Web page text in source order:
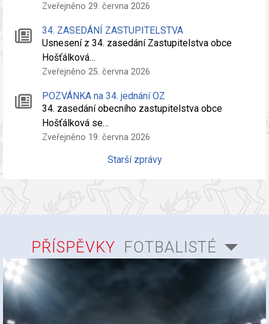
Zveřejněno 29. června 2026
34. ZASEDÁNÍ ZASTUPITELSTVA
Usnesení z 34. zasedání Zastupitelstva obce
Hošťálková…
Zveřejněno 25. června 2026
POZVÁNKA na 34. jednání OZ
34. zasedání obecního zastupitelstva obce
Hošťálková se…
Zveřejněno 19. června 2026
Starší zprávy
PŘÍSPĚVKY FOTBALISTÉ